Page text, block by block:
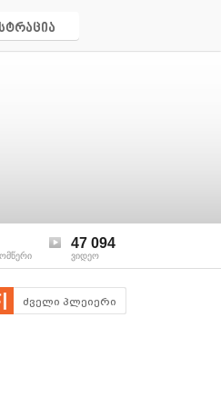
47 094
ვიდეო
ძველი პლეიერი